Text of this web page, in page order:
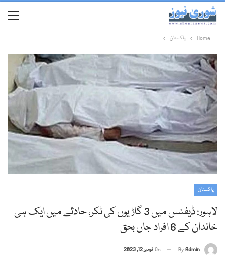
Home پاکستان
پاکستان
لاہور: ڈیفنس میں 3 گاڑیوں کی ٹکر، حادثے میں ایک ہی
خاندان کے 6 افراد جاں بحق
ByAdmin
On نومبر 12, 2023